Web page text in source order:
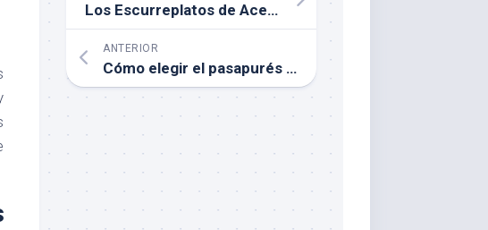
Los Escurreplatos de Acero Inox: Una Opción Práctica
ANTERIOR
Cómo elegir el pasapurés adecuado: tamaño, material y diseño.